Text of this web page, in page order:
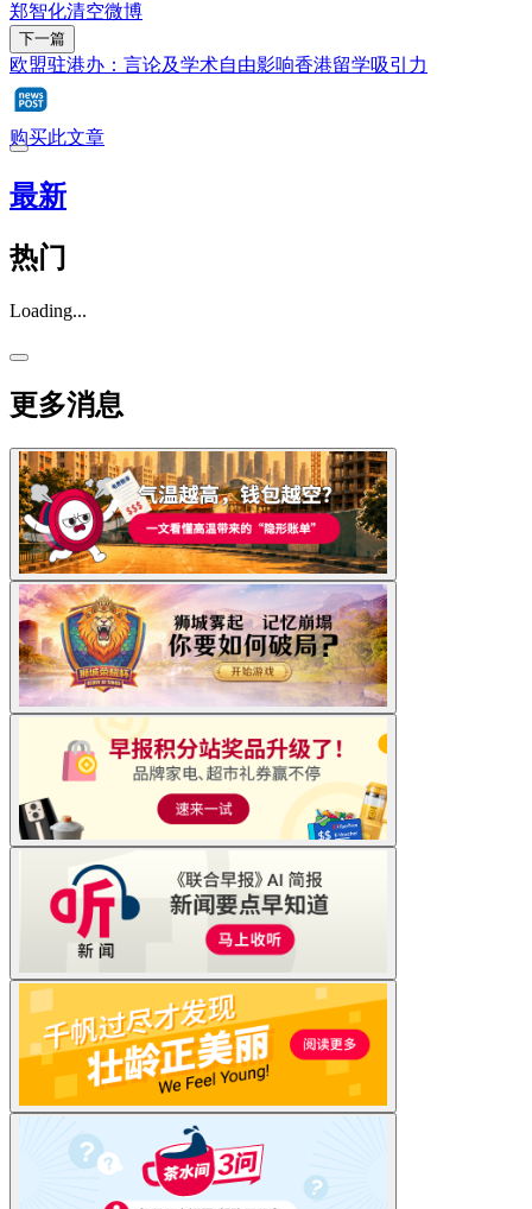
郑智化清空微博
下一篇
欧盟驻港办：言论及学术自由影响香港留学吸引力
购买此文章
最新
热门
Loading...
更多消息